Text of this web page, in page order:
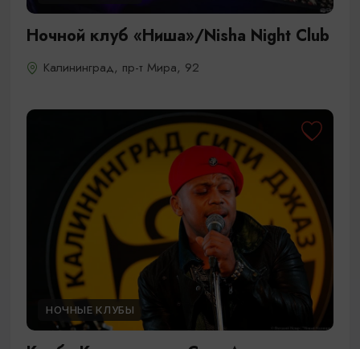
Ночной клуб «Ниша»/Nisha Night Club
Калининград, пр-т Мира, 92
НОЧНЫЕ КЛУБЫ